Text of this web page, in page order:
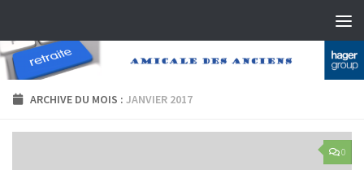
ARCHIVE DU MOIS : JANVIER 2017
0